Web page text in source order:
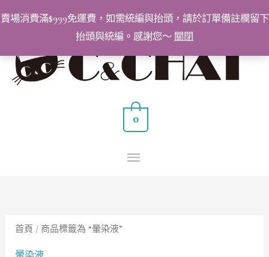
賣場消費滿$999免運費，如需統編與抬頭，請於訂單備註欄留下
抬頭與統編。感謝您～ 關閉
至
要
選
0
首頁 / 商品標籤為 “暈染液”